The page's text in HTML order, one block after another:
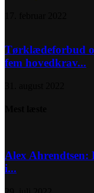
Tørklædeforbud
fem hovedkrav...
Alex Ahrendtsen:
i...